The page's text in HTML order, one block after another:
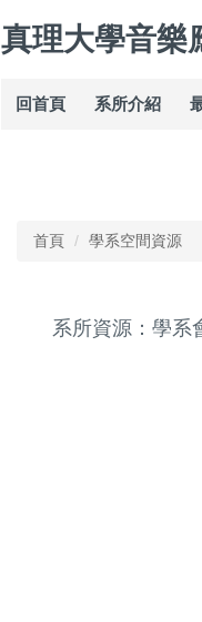
真理大學音樂
回首頁 系所介紹
首頁 學系空間資源
系所資源：學系